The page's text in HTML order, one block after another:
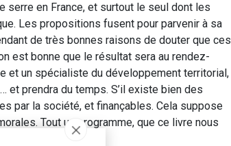
serre en France, et surtout le seul dont les
Les propositions fusent pour parvenir à sa
de très bonnes raisons de douter que ces
est bonne que le résultat sera au rendez-
et un spécialiste du développement territorial,
et prendra du temps. S’il existe bien des
par la société, et finançables. Cela suppose
Tout un programme, que ce livre nous